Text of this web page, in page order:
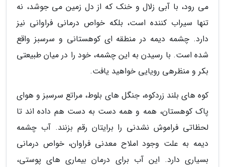
می رود، با آبی زلال و خنک که از دل زمین می جوشد، نه
تنها سیراب کننده است، بلکه خواص درمانی فراوانی نیز
دارد. چشمه دیمه در منطقه ای کوهستانی و سرسبز واقع
شده است. با رسیدن به این چشمه، خود را در میان طبیعتی
بکر و منظرهی رویایی خواهید یافت.
کوه های بلند زردکوه، جنگل های بلوط، مراتع سرسبز و هوای
پاک کوهستان، همه و همه دست به دست هم داده اند تا
لحظاتی فراموش نشدنی را برایتان رقم بزنند. آب چشمه
دیمه به علت وجود املاح معدنی فراوان، خواص درمانی
بسیاری دارد. این آب برای درمان بیماری های پوستی،